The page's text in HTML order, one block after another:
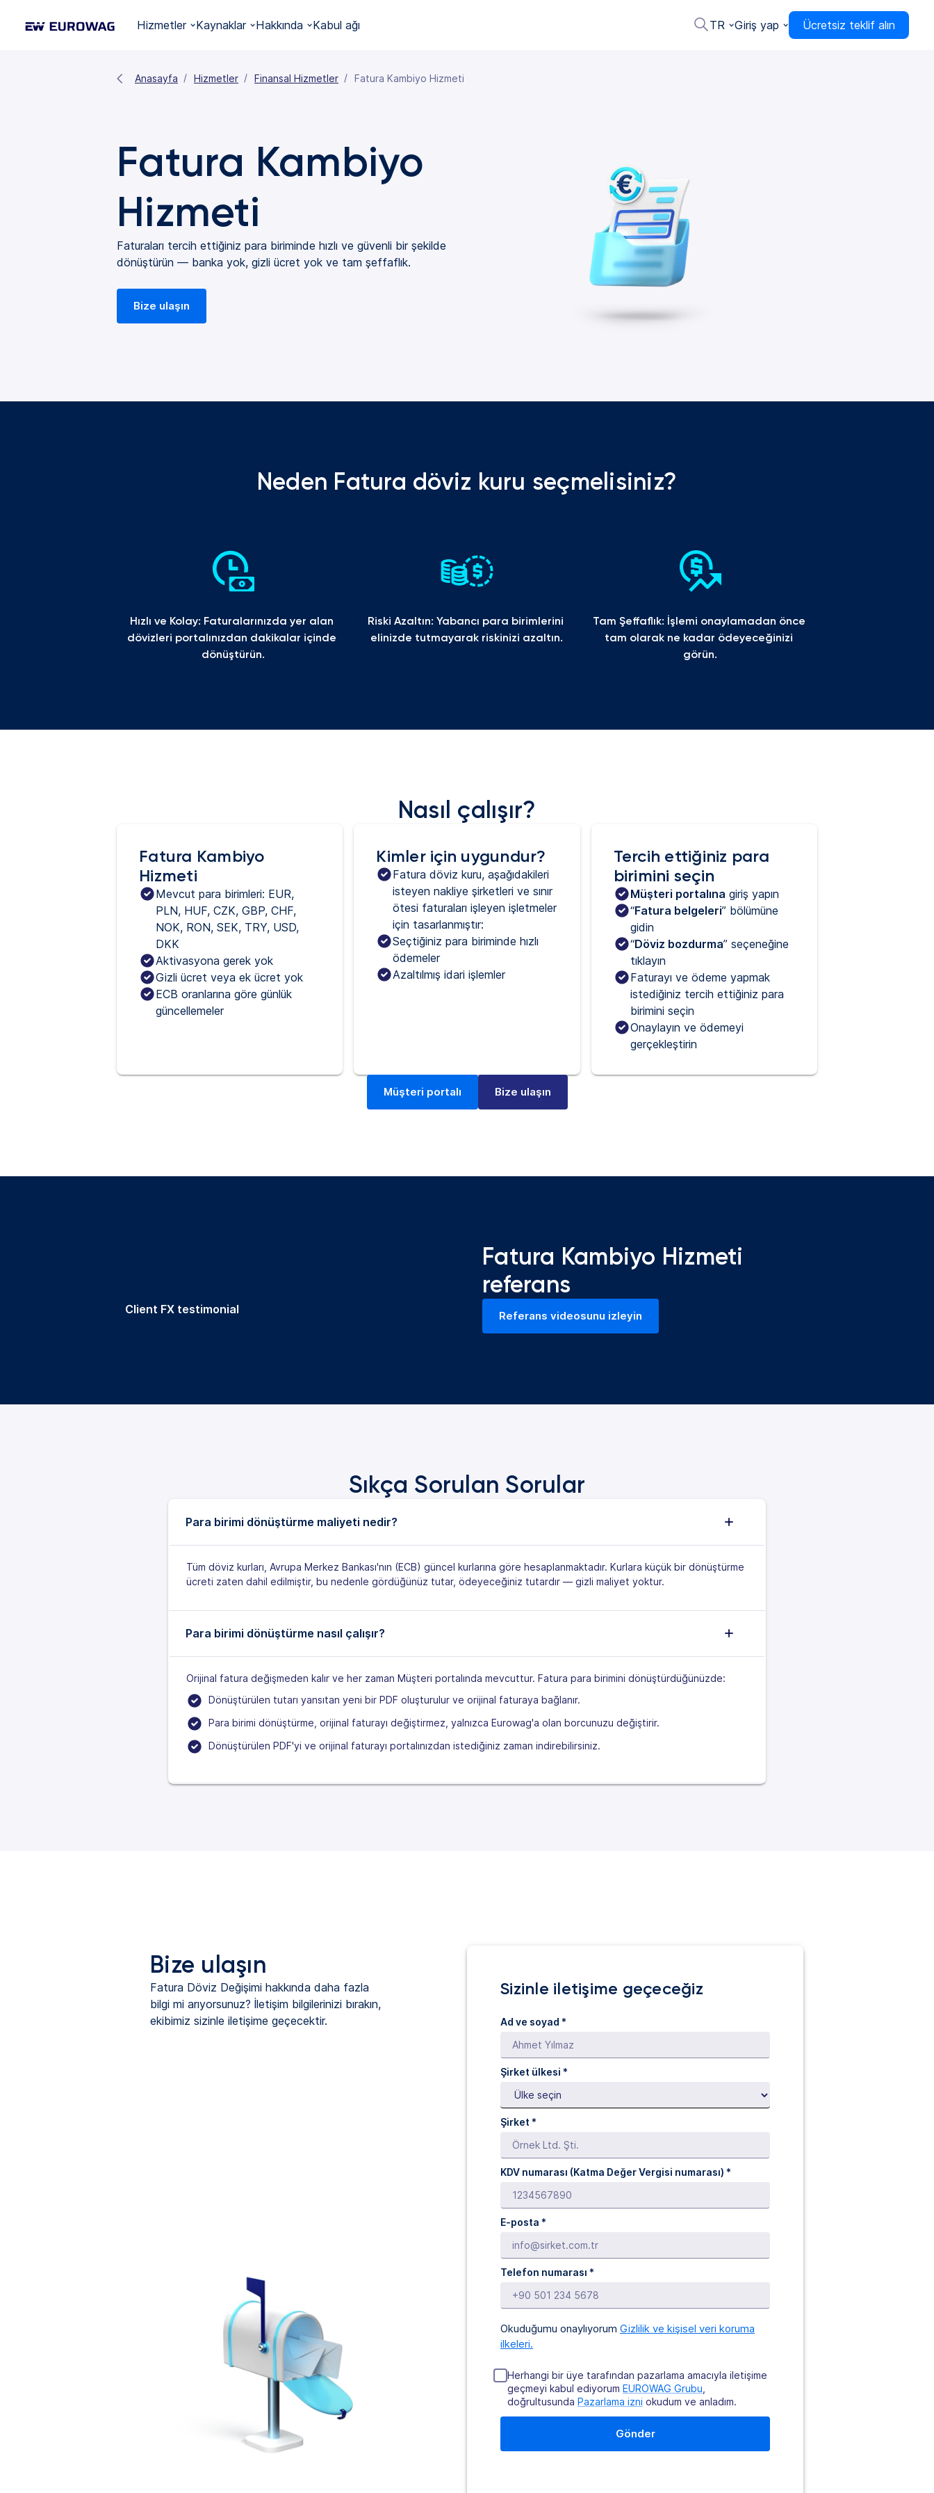
Hizmetler Kaynaklar Hakkında Kabul ağı TR Giriş yap Ücretsiz teklif alın
Anasayfa Hizmetler Finansal Hizmetler Fatura Kambiyo Hizmeti
Fatura Kambiyo
Hizmeti
Faturaları tercih ettiğiniz para biriminde hızlı ve güvenli bir şekilde
dönüştürün — banka yok, gizli ücret yok ve tam şeffaflık.
Bize ulaşın
Neden Fatura döviz kuru seçmelisiniz?
Hızlı ve Kolay: Faturalarınızda yer alan
dövizleri portalınızdan dakikalar içinde
dönüştürün.
Riski Azaltın: Yabancı para birimlerini
elinizde tutmayarak riskinizi azaltın.
Tam Şeffaflık: İşlemi onaylamadan önce
tam olarak ne kadar ödeyeceğinizi
görün.
Nasıl çalışır?
Fatura Kambiyo
Hizmeti
Mevcut para birimleri: EUR,
PLN, HUF, CZK, GBP, CHF,
NOK, RON, SEK, TRY, USD,
DKK
Aktivasyona gerek yok
Gizli ücret veya ek ücret yok
ECB oranlarına göre günlük
güncellemeler
Kimler için uygundur?
Fatura döviz kuru, aşağıdakileri
isteyen nakliye şirketleri ve sınır
ötesi faturaları işleyen işletmeler
için tasarlanmıştır:
Seçtiğiniz para biriminde hızlı
ödemeler
Azaltılmış idari işlemler
Tercih ettiğiniz para
birimini seçin
Müşteri portalına giriş yapın
“Fatura belgeleri” bölümüne
gidin
“Döviz bozdurma” seçeneğine
tıklayın
Faturayı ve ödeme yapmak
istediğiniz tercih ettiğiniz para
birimini seçin
Onaylayın ve ödemeyi
gerçekleştirin
Müşteri portalı
Bize ulaşın
Client FX testimonial
Fatura Kambiyo Hizmeti
referans
Referans videosunu izleyin
Sıkça Sorulan Sorular
Para birimi dönüştürme maliyeti nedir?
Tüm döviz kurları, Avrupa Merkez Bankası'nın (ECB) güncel kurlarına göre hesaplanmaktadır. Kurlara küçük bir dönüştürme
ücreti zaten dahil edilmiştir, bu nedenle gördüğünüz tutar, ödeyeceğiniz tutardır — gizli maliyet yoktur.
Para birimi dönüştürme nasıl çalışır?
Orijinal fatura değişmeden kalır ve her zaman Müşteri portalında mevcuttur. Fatura para birimini dönüştürdüğünüzde:
Dönüştürülen tutarı yansıtan yeni bir PDF oluşturulur ve orijinal faturaya bağlanır.
Para birimi dönüştürme, orijinal faturayı değiştirmez, yalnızca Eurowag'a olan borcunuzu değiştirir.
Dönüştürülen PDF'yi ve orijinal faturayı portalınızdan istediğiniz zaman indirebilirsiniz.
Bize ulaşın
Fatura Döviz Değişimi hakkında daha fazla
bilgi mi arıyorsunuz? İletişim bilgilerinizi bırakın,
ekibimiz sizinle iletişime geçecektir.
Sizinle iletişime geçeceğiz
Ad ve soyad *
Şirket ülkesi *
Şirket *
KDV numarası (Katma Değer Vergisi numarası) *
E-posta *
Telefon numarası *
Okuduğumu onaylıyorum Gizlilik ve kişisel veri koruma
ilkeleri.
Herhangi bir üye tarafından pazarlama amacıyla iletişime
geçmeyi kabul ediyorum EUROWAG Grubu
doğrultusunda Pazarlama izni okudum ve anladım.